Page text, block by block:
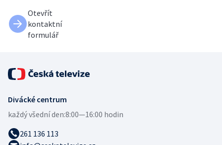
Otevřít
kontaktní
formulář
Divácké centrum
každý všední den:8:00—16:00 hodin
261 136 113